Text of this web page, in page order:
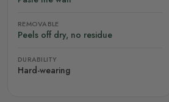
REMOVABLE
Peels off dry, no residue
DURABILITY
Hard-wearing